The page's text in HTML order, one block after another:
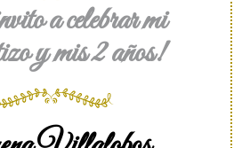
a celebrar mi
y mis 2 años!